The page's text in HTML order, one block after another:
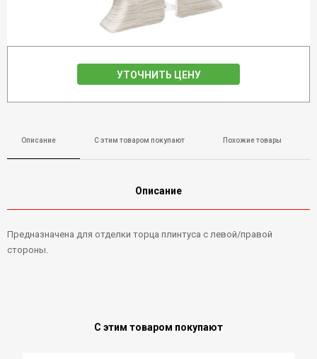
УТОЧНИТЬ ЦЕНУ
Описание С этим товаром покупают Похожие товары
Описание
Предназначена для отделки торца плинтуса с левой/правой
стороны.
С этим товаром покупают